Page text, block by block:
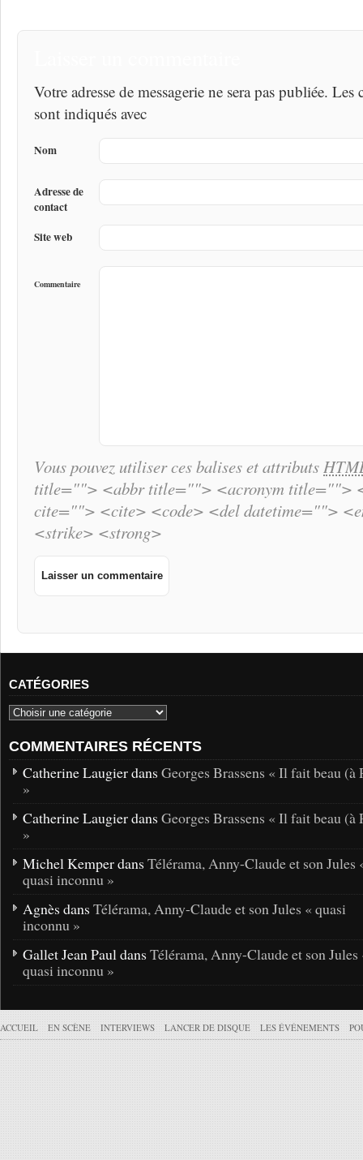
Votre adresse de messagerie ne sera pas publiée.
sont indiqués avec
Nom
Adresse de
contact
Site web
Commentaire
Vous pouvez utiliser ces balises et attributs
title=""> <abbr title=""> <acronym title="">
cite=""> <cite> <code> <del datetime="">
<strike> <strong>
CATÉGORIES
COMMENTAIRES RÉCENTS
Catherine Laugier dans Georges Brassens « Il fait beau (à
»
Catherine Laugier dans Georges Brassens « Il fait beau (à
»
Michel Kemper dans Télérama, Anny-Claude et son Jules
quasi inconnu »
Agnès dans Télérama, Anny-Claude et son Jules « quasi
inconnu »
Gallet Jean Paul dans Télérama, Anny-Claude et son Jules
quasi inconnu »
ACCUEIL EN SCÈNE INTERVIEWS LANCER DE DISQUE LES ÉVÉNEMENTS